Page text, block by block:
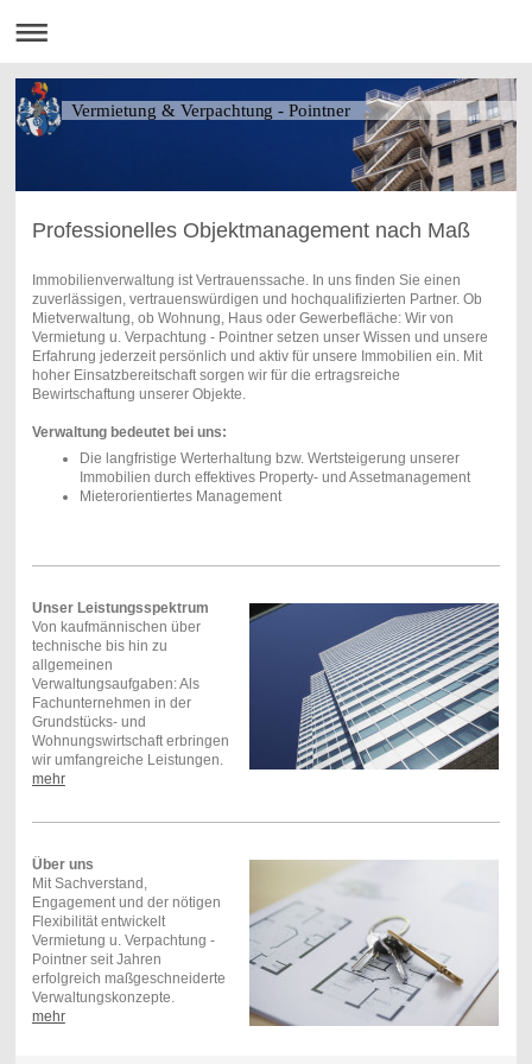
Vermietung & Verpachtung - Pointner
Professionelles Objektmanagement nach Maß
Immobilienverwaltung ist Vertrauenssache. In uns finden Sie einen
zuverlässigen, vertrauenswürdigen und hochqualifizierten Partner. Ob
Mietverwaltung, ob Wohnung, Haus oder Gewerbefläche: Wir von
Vermietung u. Verpachtung - Pointner setzen unser Wissen und unsere
Erfahrung jederzeit persönlich und aktiv für unsere Immobilien ein. Mit
hoher Einsatzbereitschaft sorgen wir für die ertragsreiche
Bewirtschaftung unserer Objekte.
Verwaltung bedeutet bei uns:
Die langfristige Werterhaltung bzw. Wertsteigerung unserer
Immobilien durch effektives Property- und Assetmanagement
Mieterorientiertes Management
Unser Leistungsspektrum
Von kaufmännischen über
technische bis hin zu
allgemeinen
Verwaltungsaufgaben: Als
Fachunternehmen in der
Grundstücks- und
Wohnungswirtschaft erbringen
wir umfangreiche Leistungen.
mehr
Über uns
Mit Sachverstand,
Engagement und der nötigen
Flexibilität entwickelt
Vermietung u. Verpachtung -
Pointner seit Jahren
erfolgreich maßgeschneiderte
Verwaltungskonzepte.
mehr